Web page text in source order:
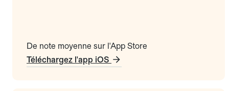
De note moyenne sur l'App Store
Téléchargez l'app iOS